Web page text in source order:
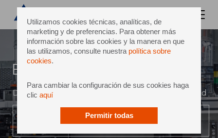
Utilizamos cookies técnicas, analíticas, de
marketing y de preferencias. Para obtener más
información sobre las cookies y la manera en que
las utilizamos, consulte nuestra política sobre
cookies.
Para cambiar la configuración de sus cookies haga
clic aquí
Permitir todas
EvoDECO Multi
Donde se combinan el desempeño y la flexibilidad
REPRODUCE EL VIDEO